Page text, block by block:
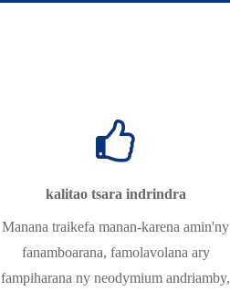
kalitao tsara indrindra
Manana traikefa manan-karena amin'ny
fanamboarana, famolavolana ary
fampiharana ny neodymium andriamby,